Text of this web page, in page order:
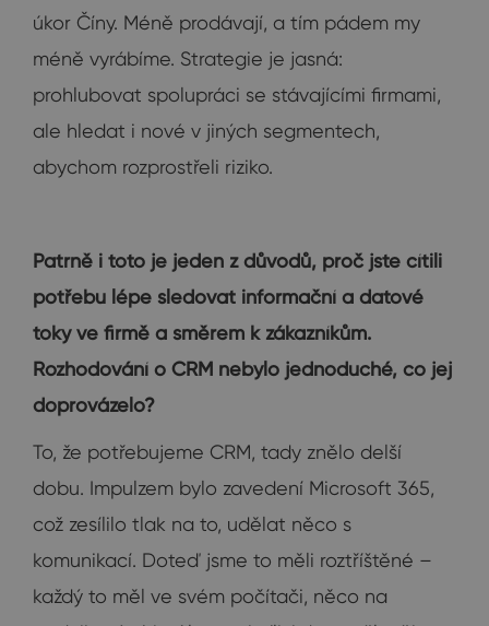
úkor Číny. Méně prodávají, a tím pádem my
méně vyrábíme. Strategie je jasná:
prohlubovat spolupráci se stávajícími firmami,
ale hledat i nové v jiných segmentech,
abychom rozprostřeli riziko.
Patrně i toto je jeden z důvodů, proč jste cítili
potřebu lépe sledovat informační a datové
toky ve firmě a směrem k zákazníkům.
Rozhodování o CRM nebylo jednoduché, co jej
doprovázelo?
To, že potřebujeme CRM, tady znělo delší
dobu. Impulzem bylo zavedení Microsoft 365,
což zesílilo tlak na to, udělat něco s
komunikací. Doteď jsme to měli roztříštěné –
každý to měl ve svém počítači, něco na